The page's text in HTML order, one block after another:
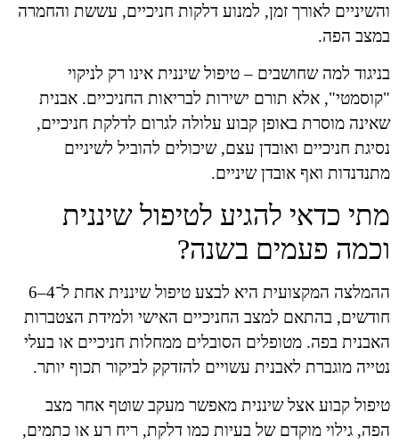
והשיניים לאורך זמן, למנוע דלקות חניכיים, עששת והחמרה
במצב הפה.
בניגוד למה שחושבים – טיפול שיננית אינו רק לניקוי
"קוסמטי", אלא תורם ישירות לבריאות החניכיים. אבנית
שאינה מוסרת באופן קבוע עלולה לגרום לדלקת חניכיים,
נסיגת חניכיים ואובדן עצם, שיכולים להוביל לשיניים
מתנדנדות ואף אובדן שיניים.
מתי כדאי להגיע לטיפול שיננית
וכמה פעמים בשנה?
ההמלצה המקצועית היא לבצע טיפול שיננית אחת ל־4–6
חודשים, בהתאם למצב החניכיים האישי ולמידת הצטברות
האבנית בפה. מטופלים הסובלים ממחלות חניכיים או בעלי
נטייה מוגברת לאבנית עשויים להזדקק לביקור תכוף יותר.
טיפול קבוע אצל שיננית מאפשר מעקב שוטף אחר מצב
הפה, גילוי מוקדם של בעיות כמו דלקת, ריח רע או כתמים,